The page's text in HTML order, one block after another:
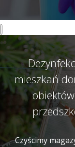
mieszkań
Czyścimy